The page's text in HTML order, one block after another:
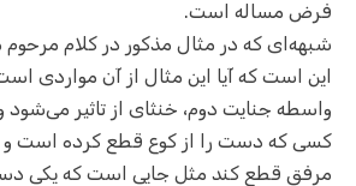
فرض مساله است.
شبهه‌ای که در مثال مذکور در کلام
این است که آیا این مثال از آن مواردی
واسطه جنایت دوم، خنثای از تاثیر
کسی که دست را از کوع قطع کرده است و
مرفق قطع کند مثل جایی است که یکی